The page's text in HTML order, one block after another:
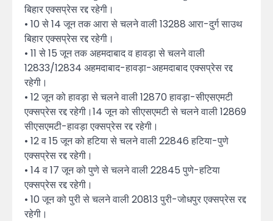
बिहार एक्सप्रेस रद्द रहेगी।
• 10 से 14 जून तक आरा से चलने वाली 13288 आरा-दुर्ग साउथ
बिहार एक्सप्रेस रद्द रहेगी।
• 11 से 15 जून तक अहमदाबाद व हावड़ा से चलने वाली
12833/12834 अहमदाबाद-हावड़ा-अहमदाबाद एक्सप्रेस रद्द
रहेगी।
• 12 जून को हावड़ा से चलने वाली 12870 हावड़ा-सीएसएमटी
एक्सप्रेस रद्द रहेगी।14 जून को सीएसएमटी से चलने वाली 12869
सीएसएमटी-हावड़ा एक्सप्रेस रद्द रहेगी।
• 12 व 15 जून को हटिया से चलने वाली 22846 हटिया-पुणे
एक्सप्रेस रद्द रहेगी।
• 14 व 17 जून को पुणे से चलने वाली 22845 पुणे-हटिया
एक्सप्रेस रद्द रहेगी।
• 10 जून को पुरी से चलने वाली 20813 पुरी-जोधपुर एक्सप्रेस रद्द
रहेगी।